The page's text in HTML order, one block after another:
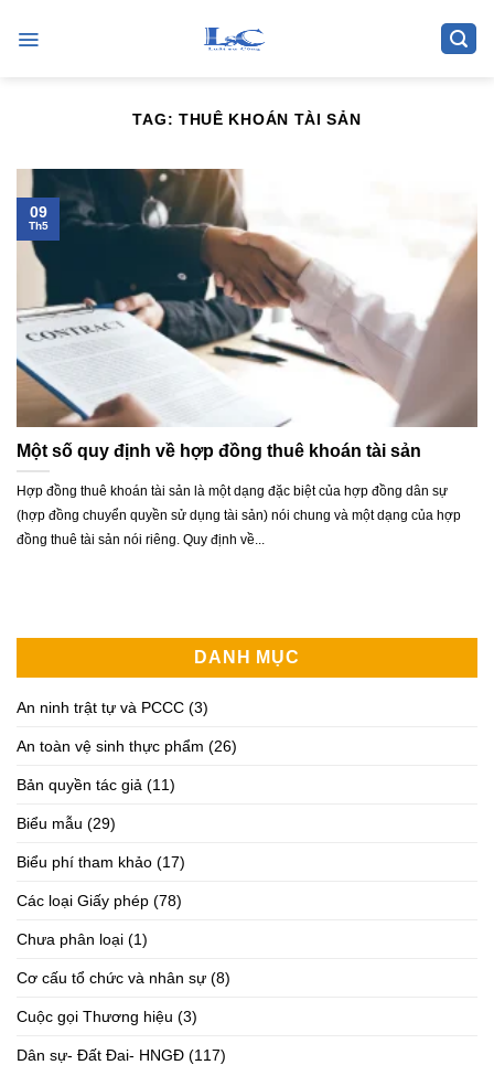
TAG: THUÊ KHOÁN TÀI SẢN
Một số quy định về hợp đồng thuê khoán tài sản
Hợp đồng thuê khoán tài sản là một dạng đặc biệt của hợp đồng dân sự
(hợp đồng chuyển quyền sử dụng tài sản) nói chung và một dạng của hợp
đồng thuê tài sản nói riêng. Quy định về...
09
Th5
DANH MỤC
An ninh trật tự và PCCC (3)
An toàn vệ sinh thực phẩm (26)
Bản quyền tác giả (11)
Biểu mẫu (29)
Biểu phí tham khảo (17)
Các loại Giấy phép (78)
Chưa phân loại (1)
Cơ cấu tổ chức và nhân sự (8)
Cuộc gọi Thương hiệu (3)
Dân sự- Đất Đai- HNGĐ (117)